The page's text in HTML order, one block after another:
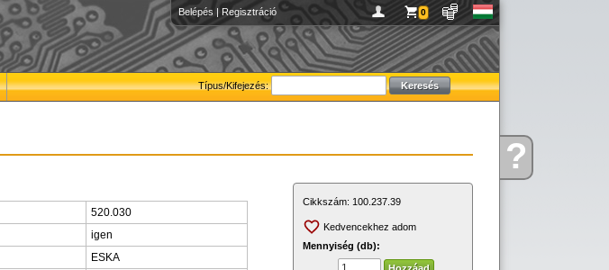
Kérdése?
Belépés | Regisztráció 0
Típus/Kifejezés:
520.030
igen
ESKA
Cikkszám: 100.237.39
Kedvencekhez adom
Mennyiség (db):